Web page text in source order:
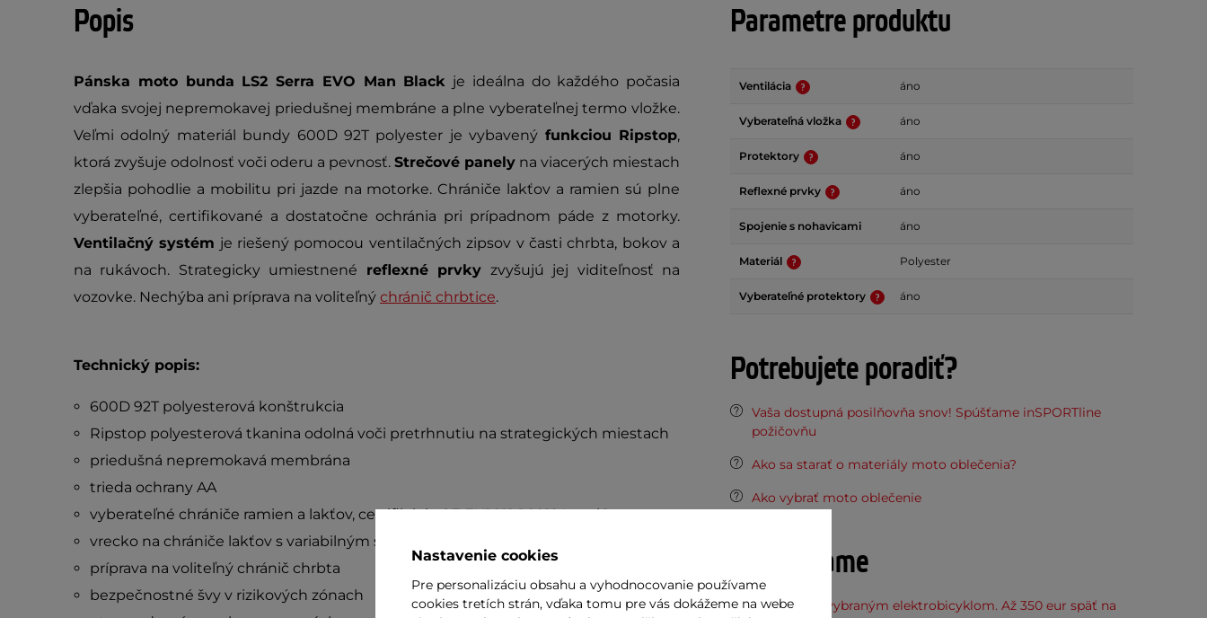
Popis
Pánska moto bunda LS2 Serra EVO Man Black je ideálna do každého počasia
vďaka svojej nepremokavej priedušnej membráne a plne vyberateľnej termo vložke.
Veľmi odolný materiál bundy 600D 92T polyester je vybavený funkciou Ripstop,
ktorá zvyšuje odolnosť voči oderu a pevnosť. Strečové panely na viacerých miestach
zlepšia pohodlie a mobilitu pri jazde na motorke. Chrániče lakťov a ramien sú plne
vyberateľné, certifikované a dostatočne ochránia pri prípadnom páde z motorky.
Ventilačný systém je riešený pomocou ventilačných zipsov v časti chrbta, bokov a
na rukávoch. Strategicky umiestnené reflexné prvky zvyšujú jej viditeľnosť na
vozovke. Nechýba ani príprava na voliteľný chránič chrbtice.
Technický popis:
600D 92T polyesterová konštrukcia
Ripstop polyesterová tkanina odolná voči pretrhnutiu na strategických miestach
priedušná nepremokavá membrána
trieda ochrany AA
vyberateľné chrániče ramien a lakťov, certifikácia CE EN1621-1:2012 Level 1
vrecko na chrániče lakťov s variabilným systémom - 2 možné polohy chráničov
príprava na voliteľný chránič chrbta
bezpečnostné švy v rizikových zónach
Parametre produktu
Ventilácia áno
Vyberateľná vložka áno
Protektory áno
Reflexné prvky áno
Spojenie s nohavicami áno
Materiál Polyester
Vyberateľné protektory áno
Potrebujete poradiť?
Vaša dostupná posilňovňa snov! Spúšťame inSPORTline
požičovňu
Ako sa starať o materiály moto oblečenia?
Ako vybrať moto oblečenie
Odporúčame
Cashback k vybraným elektrobicyklom. Až 350 eur späť na
Nastavenie cookies
Pre personalizáciu obsahu a vyhodnocovanie používame
cookies tretích strán, vďaka tomu pre vás dokážeme na webe